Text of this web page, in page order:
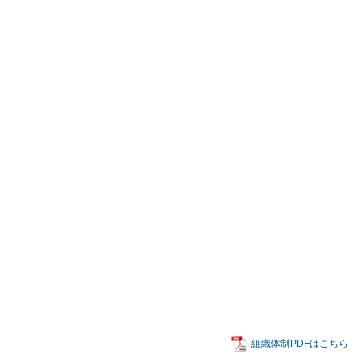
組織体制PDFはこちら